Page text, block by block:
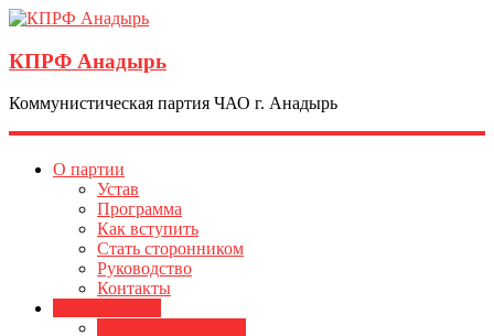
КПРФ Анадырь
Коммунистическая партия ЧАО г. Анадырь
О партии
Устав
Программа
Как вступить
Стать сторонником
Руководство
Контакты